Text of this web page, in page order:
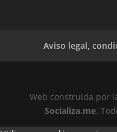
Aviso legal,
Web construida por
Socializa.me.